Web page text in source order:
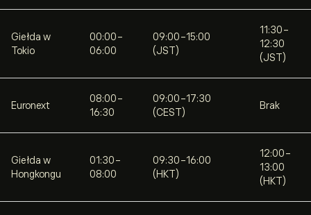
Giełda w
Tokio
00:00-
06:00
09:00-15:00
(JST)
11:30-
12:30
(JST)
Euronext
08:00-
16:30
09:00-17:30
(CEST)
Brak
Giełda w
Hongkongu
01:30-
08:00
09:30-16:00
(HKT)
12:00-
13:00
(HKT)